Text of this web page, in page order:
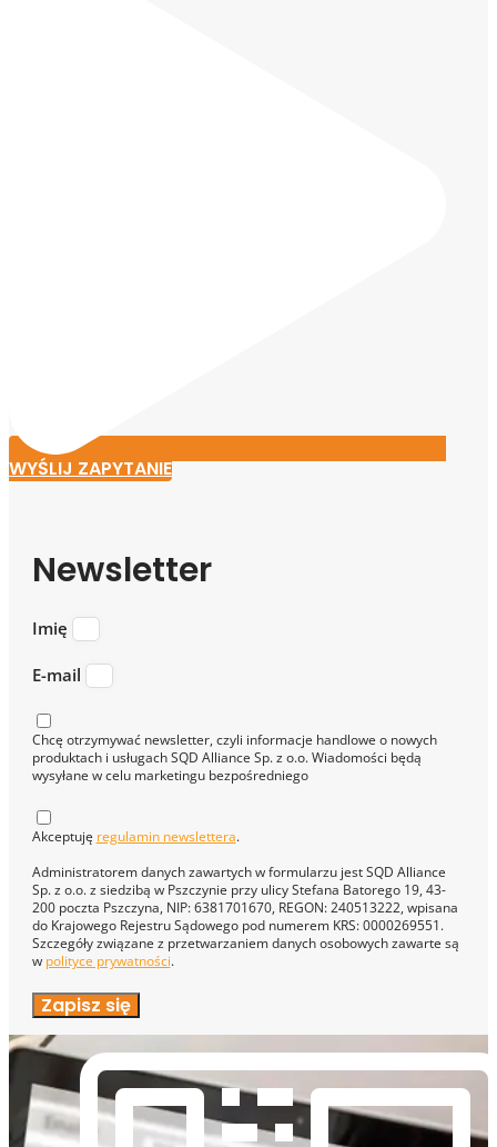
WYŚLIJ ZAPYTANIE
Newsletter
Imię
E-mail
Chcę otrzymywać newsletter, czyli informacje handlowe o nowych
produktach i usługach SQD Alliance Sp. z o.o. Wiadomości będą
wysyłane w celu marketingu bezpośredniego
Akceptuję regulamin newslettera.
Administratorem danych zawartych w formularzu jest SQD Alliance
Sp. z o.o. z siedzibą w Pszczynie przy ulicy Stefana Batorego 19, 43-
200 poczta Pszczyna, NIP: 6381701670, REGON: 240513222, wpisana
do Krajowego Rejestru Sądowego pod numerem KRS: 0000269551.
Szczegóły związane z przetwarzaniem danych osobowych zawarte są
w polityce prywatności.
Zapisz się